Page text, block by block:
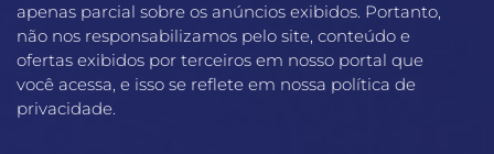
apenas parcial sobre os anúncios exibidos. Portanto,
não nos responsabilizamos pelo site, conteúdo e
ofertas exibidos por terceiros em nosso portal que
você acessa, e isso se reflete em nossa política de
privacidade.